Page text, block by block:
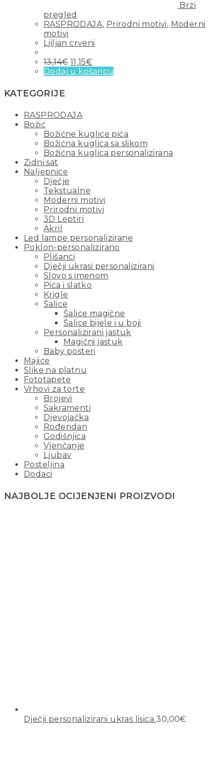
Brzi
pregled
RASPRODAJA, Prirodni motivi, Moderni
motivi
Ljiljan crveni
13,14€ 11,15€
Dodaj u košaricu
KATEGORIJE
RASPRODAJA
Božić
Božićne kuglice pića
Božićna kuglica sa slikom
Božićna kuglica personalizirana
Zidni sat
Naljepnice
Dječje
Tekstualne
Moderni motivi
Prirodni motivi
3D Leptiri
Akril
Led lampe personalizirane
Poklon-personalizirano
Plišanci
Dječji ukrasi personalizirani
Slovo s imenom
Pića i slatko
Krigle
Šalice
Šalice magične
Šalice bijele i u boji
Personalizirani jastuk
Magični jastuk
Baby posteri
Majice
Slike na platnu
Fototapete
Vrhovi za torte
Brojevi
Sakramenti
Djevojačka
Rođendan
Godišnjica
Vjenčanje
Ljubav
Posteljina
Dodaci
NAJBOLJE OCIJENJENI PROIZVODI
Dječji personalizirani ukras lisica 30,00€